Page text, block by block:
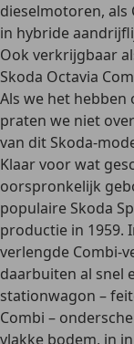
dieselmotoren, als
in hybride
Ook verkrijgbaar
Skoda Octavia
Als we het hebben
praten we niet
van dit Skoda-
Klaar voor wat
oorspronkelijk
populaire Skoda
productie in 1959.
verlengde Combi-
daarbuiten al snel
stationwagon –
Combi –
vlakke bodem, in